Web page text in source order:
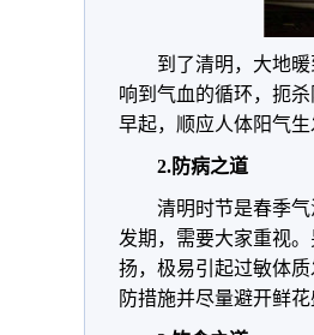
到了清明，大地
响到气血的循环，扼
早起，顺应人体阳气
2.防病之道
清明时节是春季
发期，需要大家重视
扬，极易引起过敏体
防措施并尽量避开鲜花